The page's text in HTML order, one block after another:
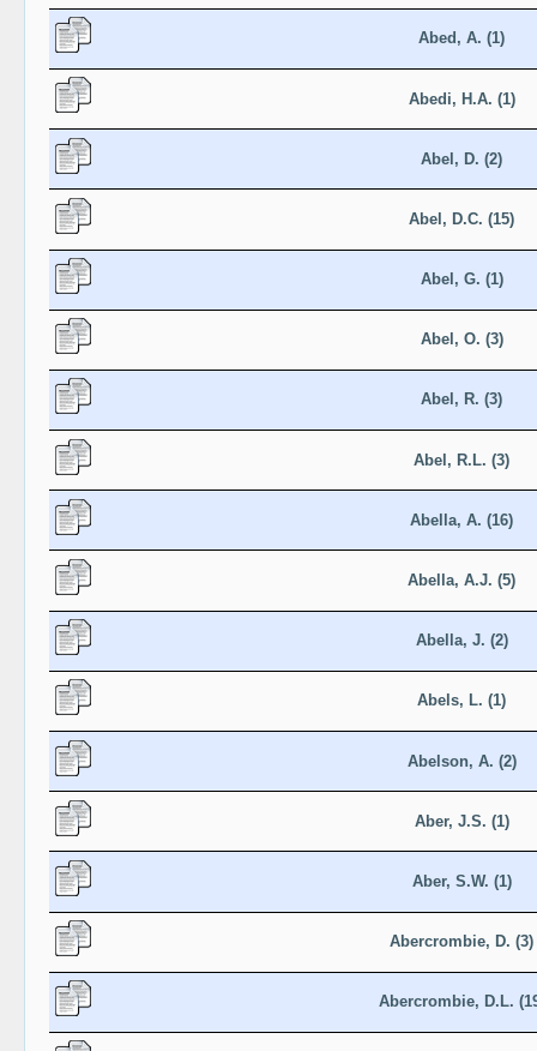
Abed, A. (1)
Abedi, H.A. (1)
Abel, D. (2)
Abel, D.C. (15)
Abel, G. (1)
Abel, O. (3)
Abel, R. (3)
Abel, R.L. (3)
Abella, A. (16)
Abella, A.J. (5)
Abella, J. (2)
Abels, L. (1)
Abelson, A. (2)
Aber, J.S. (1)
Aber, S.W. (1)
Abercrombie, D. (3)
Abercrombie, D.L.